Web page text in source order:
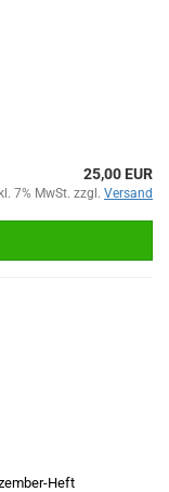
25,00 EUR
7% MwSt. zzgl. Versand
Heft